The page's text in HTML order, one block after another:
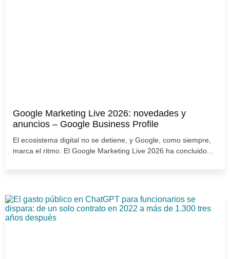
Google Marketing Live 2026: novedades y
anuncios – Google Business Profile
El ecosistema digital no se detiene, y Google, como siempre,
marca el ritmo. El Google Marketing Live 2026 ha concluido...